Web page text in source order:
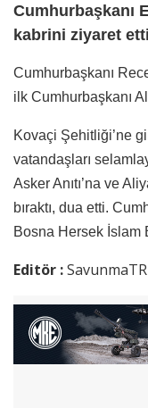
Cumhurbaşkanı
kabrini ziyaret etti
Cumhurbaşkanı
ilk Cumhurbaşkanı
Kovaçi Şehitliği’ne
vatandaşları
Asker Anıtı’na ve
bıraktı, dua etti.
Bosna Hersek İslam
Editör :